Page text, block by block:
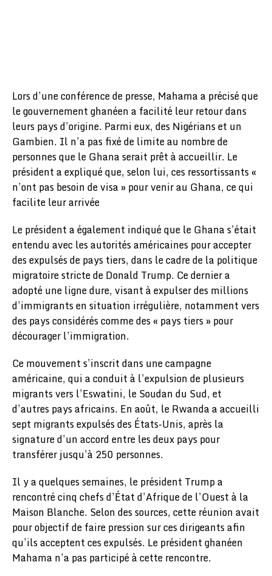
Lors d’une conférence de presse, Mahama a précisé que
le gouvernement ghanéen a facilité leur retour dans
leurs pays d’origine. Parmi eux, des Nigérians et un
Gambien. Il n’a pas fixé de limite au nombre de
personnes que le Ghana serait prêt à accueillir. Le
président a expliqué que, selon lui, ces ressortissants «
n’ont pas besoin de visa » pour venir au Ghana, ce qui
facilite leur arrivée
Le président a également indiqué que le Ghana s’était
entendu avec les autorités américaines pour accepter
des expulsés de pays tiers, dans le cadre de la politique
migratoire stricte de Donald Trump. Ce dernier a
adopté une ligne dure, visant à expulser des millions
d’immigrants en situation irrégulière, notamment vers
des pays considérés comme des « pays tiers » pour
décourager l’immigration.
Ce mouvement s’inscrit dans une campagne
américaine, qui a conduit à l’expulsion de plusieurs
migrants vers l’Eswatini, le Soudan du Sud, et
d’autres pays africains. En août, le Rwanda a accueilli
sept migrants expulsés des États-Unis, après la
signature d’un accord entre les deux pays pour
transférer jusqu’à 250 personnes.
Il y a quelques semaines, le président Trump a
rencontré cinq chefs d’État d’Afrique de l’Ouest à la
Maison Blanche. Selon des sources, cette réunion avait
pour objectif de faire pression sur ces dirigeants afin
qu’ils acceptent ces expulsés. Le président ghanéen
Mahama n’a pas participé à cette rencontre.